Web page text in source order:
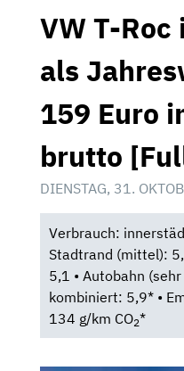
VW T-Roc
als
159 Euro
brutto
DIENSTAG, 31.
Verbrauch:
Stadtrand (mittel):
5,1 • Autobahn
kombiniert: 5,9* •
134 g/km CO2*